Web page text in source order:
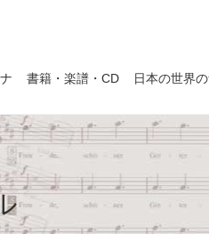
書籍・楽譜・CD 日本の世界